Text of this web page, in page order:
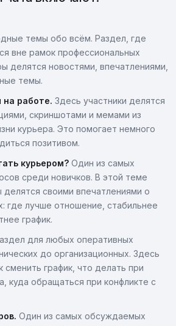
темы обо всём. Раздел, где
вне рамок профессиональных
делятся новостями, впечатлениями,
темы.
работе. Здесь участники делятся
скриншотами и мемами из
курьера. Это помогает немного
позитивом.
курьером? Один из самых
среди новичков. В этой теме
своими впечатлениями о
где лучше отношение, стабильнее
график.
для любых оперативных
до организационных. Здесь
сменить график, что делать при
куда обращаться при конфликте с
Один из самых обсуждаемых